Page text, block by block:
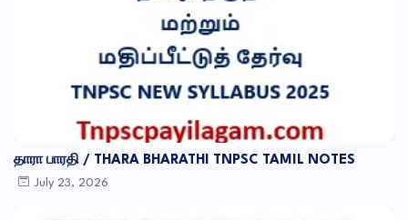
தாரா பாரதி / THARA BHARATHI TNPSC TAMIL NOTES
July 23, 2026